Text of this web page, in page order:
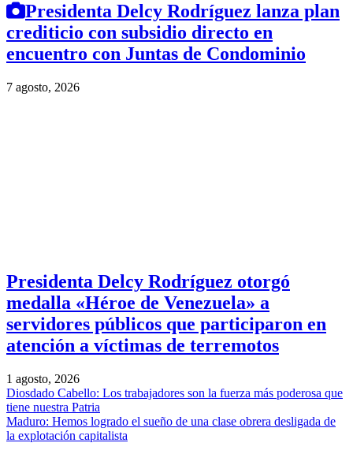
Presidenta Delcy Rodríguez lanza plan
crediticio con subsidio directo en
encuentro con Juntas de Condominio
7 agosto, 2026
Presidenta Delcy Rodríguez otorgó
medalla «Héroe de Venezuela» a
servidores públicos que participaron en
atención a víctimas de terremotos
1 agosto, 2026
Diosdado Cabello: Los trabajadores son la fuerza más poderosa que
tiene nuestra Patria
Maduro: Hemos logrado el sueño de una clase obrera desligada de
la explotación capitalista